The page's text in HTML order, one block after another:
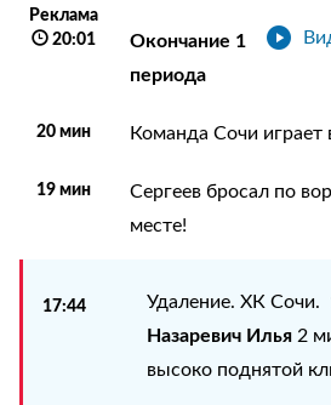
Реклама
20:01
Окончание 1
периода
20 мин Команда Сочи играет
19 мин
Сергеев бросал по
месте!
17:44 Удаление. ХК Сочи.
Назаревич Илья2
высоко поднятой